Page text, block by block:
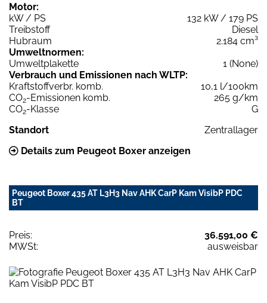
Motor:
kW / PS
132 kW / 179 PS
Treibstoff
Diesel
Hubraum
2.184 cm³
Umweltnormen:
Umweltplakette
1 (None)
Verbrauch und Emissionen nach WLTP:
Kraftstoffverbr. komb.
10,1 l/100km
CO2-Emissionen komb.
265 g/km
CO2-Klasse
G
Standort
Zentrallager
Details zum Peugeot Boxer anzeigen
Peugeot Boxer 435 AT L3H3 Nav AHK CarP Kam VisibP PDC
BT
Preis:
36.591,00 €
MWSt:
ausweisbar